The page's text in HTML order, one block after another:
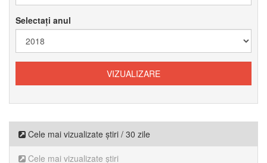
Selectați anul
Cele mai vizualizate știri / 30 zile
Cele mai vizualizate știri